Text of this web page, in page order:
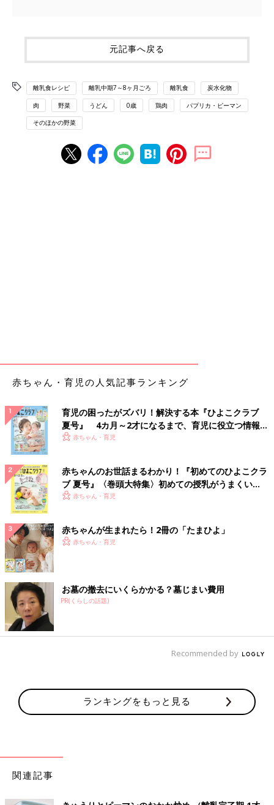
元記事へ戻る
離乳食レシピ 離乳中期7～8ヶ月ごろ 離乳食 炭水化物
肉 野菜 うどん 0歳 鶏肉 パプリカ・ピーマン
そのほかの野菜
赤ちゃん・育児の人気記事ランキング
育児の困ったがズバリ！解決する本『ひよこクラブ
夏号』 4カ月～2才になるまで、育児に役立つ情報が
いっぱい！
赤ちゃん・育児
赤ちゃんのお世話まるわかり！『初めてのひよこクラ
ブ 夏号』〈巻頭大特集〉初めての授乳がうまくい
く！ おっぱい・ミルクの基本と夏のトラブル 解決テ
赤ちゃん・育児
赤ちゃんが生まれたら！2冊の「たまひよ」
赤ちゃん・育児
お墓の撤去にいくらかかる？墓じまい費用
PR(くらしの話題)
Recommended by
ランキングをもっと見る
関連記事